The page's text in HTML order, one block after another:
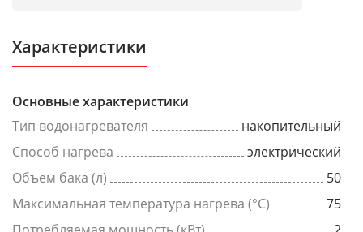
Характеристики
Основные характеристики
Тип водонагревателя
накопительный
Способ нагрева
электрический
Объем бака (л)
50
Максимальная температура нагрева (°C)
75